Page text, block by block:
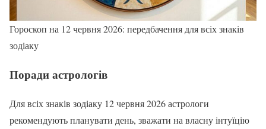
Гороскоп на 12 червня 2026: передбачення для всіх знаків
зодіаку
Поради астрологів
Для всіх знаків зодіаку 12 червня 2026 астрологи
рекомендують планувати день, зважати на власну інтуїцію